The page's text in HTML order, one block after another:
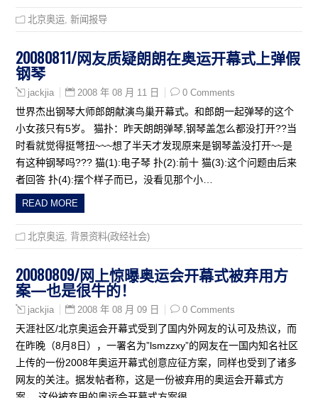
北京奥运 ,新闻报导
20080811/网友质疑朗朗在奥运开幕式上弹假
钢琴
jackjia 2008 年 08 月 11 日 0 Comments
世界杰出钢琴大师郎朗献演鸟巢开幕式。和郎朗一起弹琴的这个
小女孩只有5岁。 猫扑：昨天朗朗弹琴,钢琴盖怎么都没打开??当
时看就觉得挺彆扭~~~想了半天才发现原来是钢琴盖没打开~~是
有这种钢琴吗??? 猫(1):电子琴 扑(2):前十 猫(3):这个问题由后来
者回答 扑(4):摆个样子而已，没看见那个小…
READ MORE
北京奥运 背景资料(政经社会)
20080809/网上惊曝奥运会开幕式被弃用方
案—也是很牛的！
jackjia 2008 年 08 月 09 日 0 Comments
天涯社区/北京奥运会开幕式受到了国内外网友的认可及热议，而
在昨晚（8月8日），一署名为”lsmzzxy”的网友在一国内知名社区
上传的一份2008年奥运开幕式创意应征方案，同样也受到了诸多
网友的关注。据发帖者称，这是一份被弃用的奥运会开幕式方